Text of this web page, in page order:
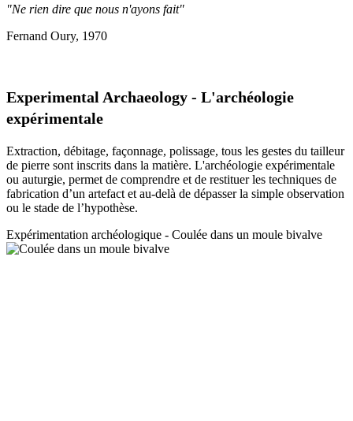
"Ne rien dire que nous n'ayons fait"
Fernand Oury, 1970
Experimental Archaeology - L'archéologie
expérimentale
Extraction, débitage, façonnage, polissage, tous les gestes du tailleur
de pierre sont inscrits dans la matière. L'archéologie expérimentale
ou auturgie, permet de comprendre et de restituer les techniques de
fabrication d’un artefact et au-delà de dépasser la simple observation
ou le stade de l’hypothèse.
Expérimentation archéologique - Coulée dans un moule bivalve